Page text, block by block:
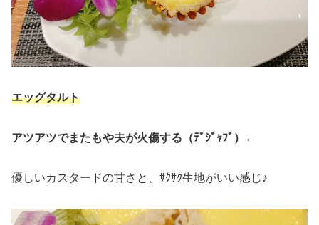
エッグタルト
アツアツでまたもや夫が火傷する（ﾃﾞｼﾞｬﾌﾞ）←
優しいカスタードの甘さと、ｻｸｻｸ生地がいい感じ♪